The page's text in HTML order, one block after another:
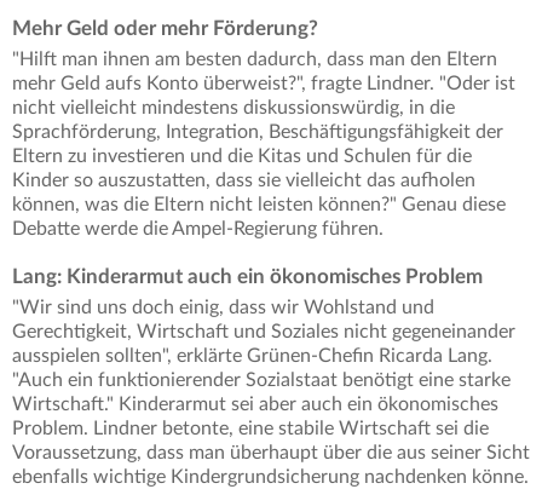
Mehr Geld oder mehr Förderung?
"Hilft man ihnen am besten dadurch, dass man den Eltern
mehr Geld aufs Konto überweist?", fragte Lindner. "Oder ist
nicht vielleicht mindestens diskussionswürdig, in die
Sprachförderung, Integration, Beschäftigungsfähigkeit der
Eltern zu investieren und die Kitas und Schulen für die
Kinder so auszustatten, dass sie vielleicht das aufholen
können, was die Eltern nicht leisten können?" Genau diese
Debatte werde die Ampel-Regierung führen.
Lang: Kinderarmut auch ein ökonomisches Problem
"Wir sind uns doch einig, dass wir Wohlstand und
Gerechtigkeit, Wirtschaft und Soziales nicht gegeneinander
ausspielen sollten", erklärte Grünen-Chefin Ricarda Lang.
"Auch ein funktionierender Sozialstaat benötigt eine starke
Wirtschaft." Kinderarmut sei aber auch ein ökonomisches
Problem. Lindner betonte, eine stabile Wirtschaft sei die
Voraussetzung, dass man überhaupt über die aus seiner Sicht
ebenfalls wichtige Kindergrundsicherung nachdenken könne.